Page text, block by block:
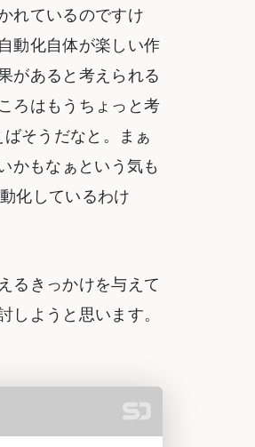
れているのですけ
動化自体が楽しい作
があると考えられる
ろはもうちょっと考
そうだなと。まぁ
かもなぁという気も
化しているわけ
るきっかけを与えて
ようと思います。